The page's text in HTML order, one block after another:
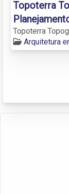
Topoterra
Topoterra
Arquitetura